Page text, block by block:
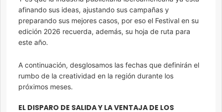
afinando sus ideas, ajustando sus campañas y
preparando sus mejores casos, por eso el Festival en su
edición 2026 recuerda, además, su hoja de ruta para
este año.
A continuación, desglosamos las fechas que definirán el
rumbo de la creatividad en la región durante los
próximos meses.
EL DISPARO DE SALIDA Y LA VENTAJA DE LOS